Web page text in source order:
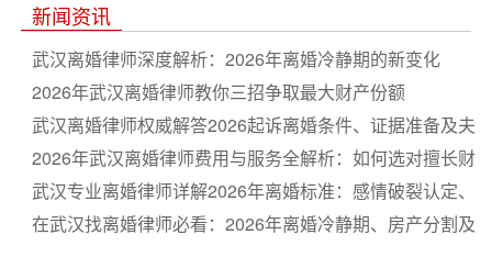
新闻资讯
武汉离婚律师深度解析：2026年离婚冷静期的新变化
2026年武汉离婚律师教你三招争取最大财产份额
武汉离婚律师权威解答2026起诉离婚条件、证据准备及夫
妻共同财产分割要点
2026年武汉离婚律师费用与服务全解析：如何选对擅长财
产纠纷的本地律师
武汉专业离婚律师详解2026年离婚标准：感情破裂认定、
抚养权争夺与隐匿财产应对
在武汉找离婚律师必看：2026年离婚冷静期、房产分割及